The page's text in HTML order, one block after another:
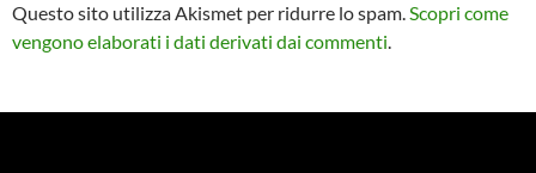
Questo sito utilizza Akismet per ridurre lo spam.Scopri come
vengono elaborati i dati derivati dai commenti.